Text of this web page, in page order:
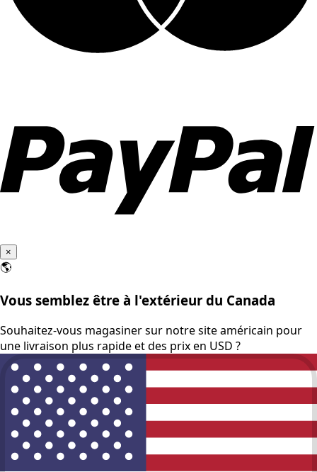
×
🌎
Vous semblez être à l'extérieur du Canada
Souhaitez-vous magasiner sur notre site américain pour
une livraison plus rapide et des prix en USD ?